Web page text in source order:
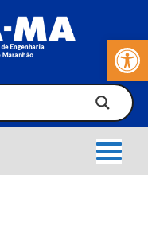
Barra de